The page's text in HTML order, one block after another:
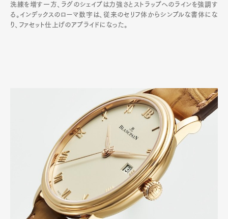
洗練を増す一方、ラグのシェイプは力強さとストラップへのラインを強調す
る。インデックスのローマ数字は、従来のセリフ体からシンプルな書体にな
り、ファセット仕上げのアプライドになった。